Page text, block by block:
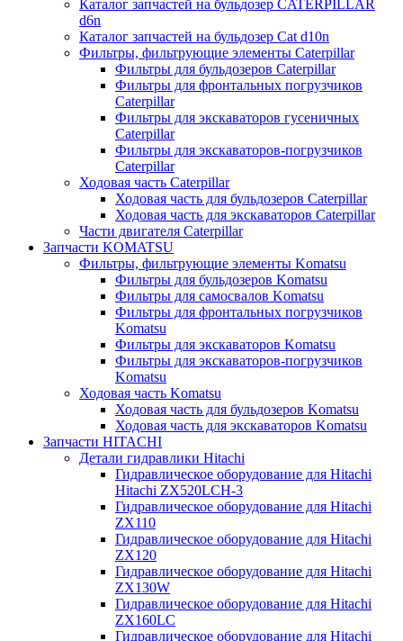
Каталог запчастей на бульдозер CATERPILLAR
d6n
Каталог запчастей на бульдозер Сat d10n
Фильтры, фильтрующие элементы Caterpillar
Фильтры для бульдозеров Caterpillar
Фильтры для фронтальных погрузчиков
Caterpillar
Фильтры для экскаваторов гусеничных
Caterpillar
Фильтры для экскаваторов-погрузчиков
Caterpillar
Ходовая часть Caterpillar
Ходовая часть для бульдозеров Caterpillar
Ходовая часть для экскаваторов Caterpillar
Части двигателя Caterpillar
Запчасти KOMATSU
Фильтры, фильтрующие элементы Komatsu
Фильтры для бульдозеров Komatsu
Фильтры для самосвалов Komatsu
Фильтры для фронтальных погрузчиков
Komatsu
Фильтры для экскаваторов Komatsu
Фильтры для экскаваторов-погрузчиков
Komatsu
Ходовая часть Komatsu
Ходовая часть для бульдозеров Komatsu
Ходовая часть для экскаваторов Komatsu
Запчасти HITACHI
Детали гидравлики Hitachi
Гидравлическое оборудование для Hitachi
Hitachi ZX520LCH-3
Гидравлическое оборудование для Hitachi
ZX110
Гидравлическое оборудование для Hitachi
ZX120
Гидравлическое оборудование для Hitachi
ZX130W
Гидравлическое оборудование для Hitachi
ZX160LC
Гидравлическое оборудование для Hitachi